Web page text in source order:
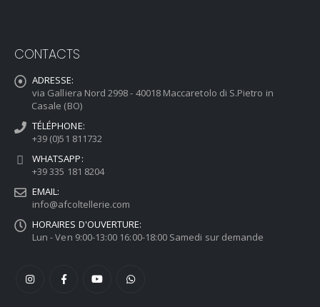
CONTACTS
ADRESSE:
via Galliera Nord 2998 - 40018 Maccaretolo di S.Pietro in
Casale (BO)
TÉLÉPHONE:
+39 (0)51 811732
WHATSAPP:
+39 335 181 8204
EMAIL:
info@afcoltellerie.com
HORAIRES D'OUVERTURE:
Lun - Ven 9:00-13:00 16:00-18:00 Samedi sur demande